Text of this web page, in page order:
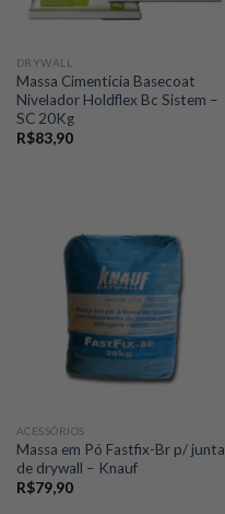
DRYWALL
Massa Cimenticia Basecoat
Nivelador Holdflex Bc Sistem –
SC 20Kg
R$83,90
ACESSÓRIOS
Massa em Pó Fastfix-Br p/ junta
de drywall – Knauf
R$79,90